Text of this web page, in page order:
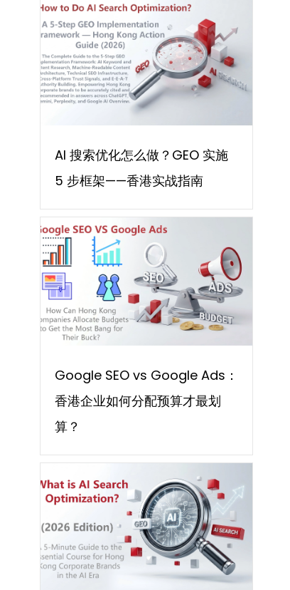
AI 搜索优化怎么做？GEO 实施
5 步框架——香港实战指南
Google SEO vs Google Ads：
香港企业如何分配预算才最划
算？